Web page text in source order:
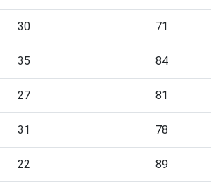
30 71
35 84
27 81
31 78
22 89